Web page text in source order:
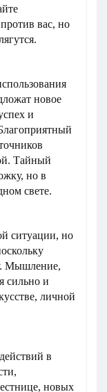
вас, но
новое
и
Тайный
но в
свете.
ситуации, но
Мышление,
сильно и
личной
в
новых